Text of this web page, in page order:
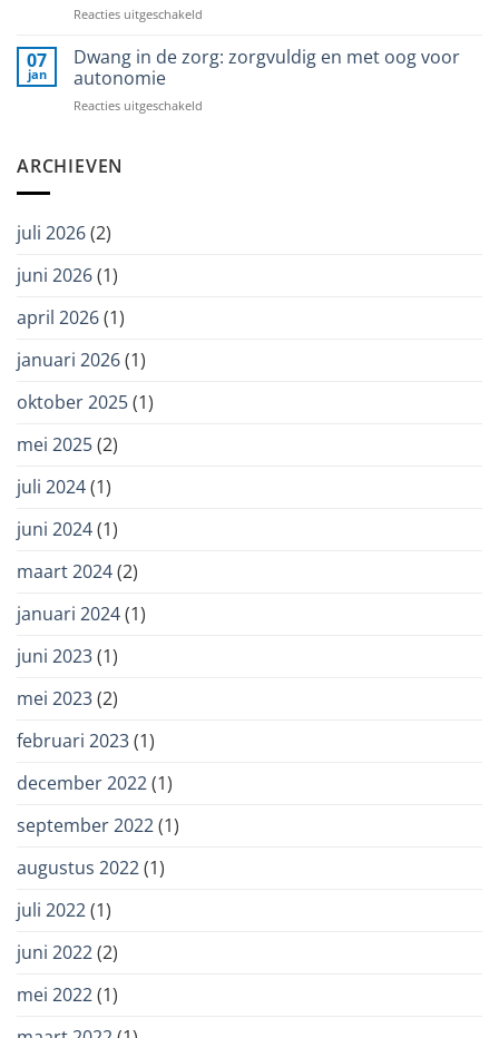
Reacties uitgeschakeld
groep
STIP-
07
jan
Dwang in de zorg: zorgvuldig en met oog voor
autonomie
Reacties uitgeschakeld
ARCHIEVEN
juli 2026(2)
juni 2026(1)
april 2026(1)
januari 2026(1)
oktober 2025(1)
mei 2025(2)
juli 2024(1)
juni 2024(1)
maart 2024(2)
januari 2024(1)
juni 2023(1)
mei 2023(2)
februari 2023(1)
december 2022(1)
september 2022(1)
augustus 2022(1)
juli 2022(1)
juni 2022(2)
mei 2022(1)